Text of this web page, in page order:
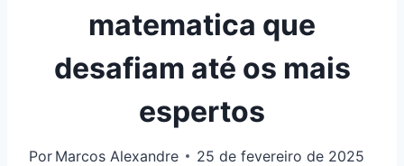
matematica que
desafiam até os mais
espertos
Por Marcos Alexandre 25 de fevereiro de 2025